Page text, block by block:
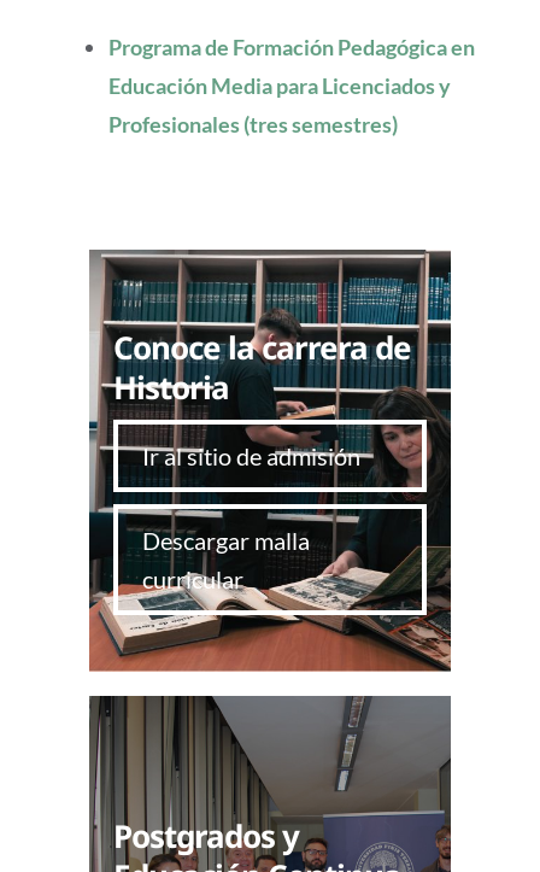
Programa de Formación Pedagógica en
Educación Media para Licenciados y
Profesionales (tres semestres)
Conoce la carrera de
Historia
Ir al sitio de admisión
Descargar malla
curricular
Postgrados y